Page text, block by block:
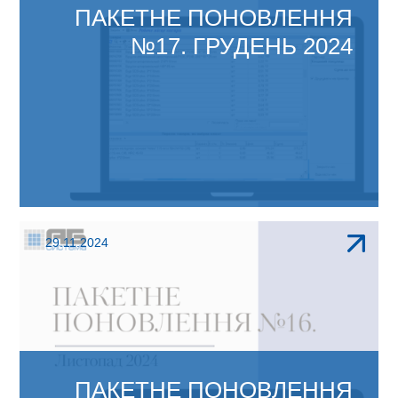
ПАКЕТНЕ ПОНОВЛЕННЯ
№17. ГРУДЕНЬ 2024
ЗМІНИ В АБ ОФІС 4.1: Закон про податкові
29.11.2024
ПАКЕТНЕ ПОНОВЛЕННЯ